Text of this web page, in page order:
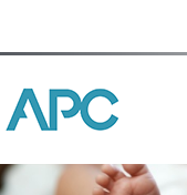
Aller
au